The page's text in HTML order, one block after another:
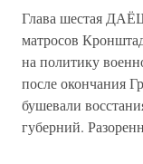
Глава шестая
матросов
на политику
после окончания
бушевали
губерний.